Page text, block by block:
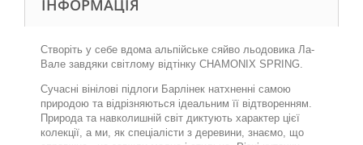
ІНФОРМАЦІЯ
Створіть у себе вдома альпійське сяйво льодовика Ла-
Вале завдяки світлому відтінку CHAMONIX SPRING.
Сучасні вінілові підлоги Барлінек натхненні самою
природою та відрізняються ідеальним її відтворенням.
Природа та навколишній світ диктують характер цієї
колекції, а ми, як спеціалісти з деревини, знаємо, що